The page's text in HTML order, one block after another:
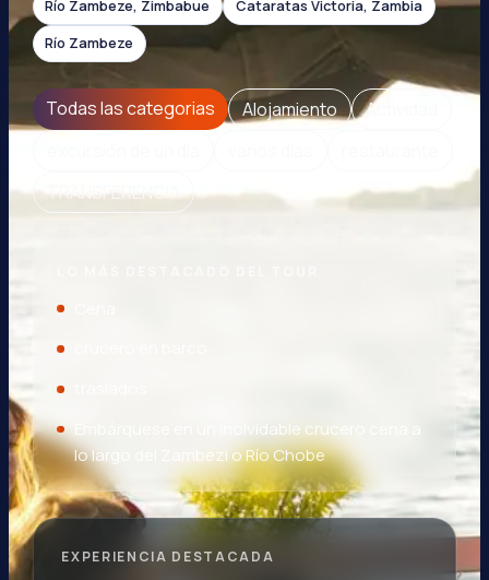
Río Zambeze, Zimbabue
Cataratas Victoria, Zambia
Río Zambeze
Todas las categorias Alojamiento
Actividad
TRANSFERENCIA
Embárquese en un inolvidable crucero cena a
lo largo del Zambezi o Río Chobe
EXPERIENCIA DESTACADA